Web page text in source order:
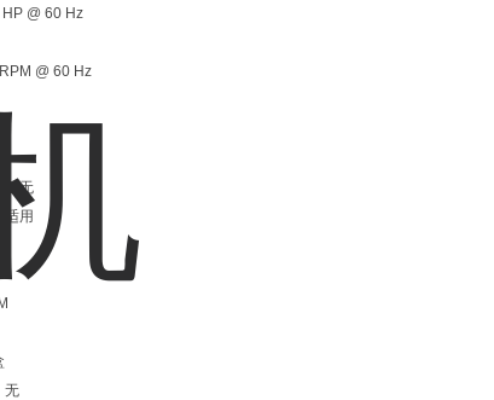
@ 60 Hz
@ 60 Hz
：无
适用
无